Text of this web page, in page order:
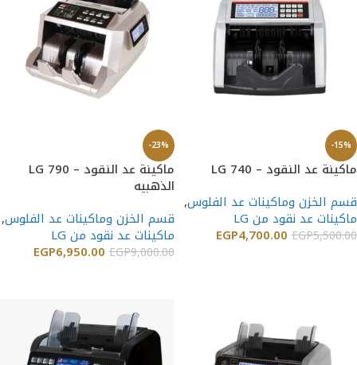
-15%
ماكينة عد النقود – LG 740
قسم الخزن وماكينات عد الفلوس,
ماكينات عد نقود من LG
EGP5,500.00
EGP4,700.00
-23%
ماكينة عد النقود – LG 790
الذهبيه
قسم الخزن وماكينات عد الفلوس,
ماكينات عد نقود من LG
EGP9,000.00
EGP6,950.00